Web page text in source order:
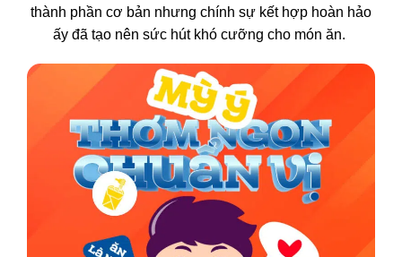
thành phần cơ bản nhưng chính sự kết hợp hoàn hảo
ấy đã tạo nên sức hút khó cưỡng cho món ăn.